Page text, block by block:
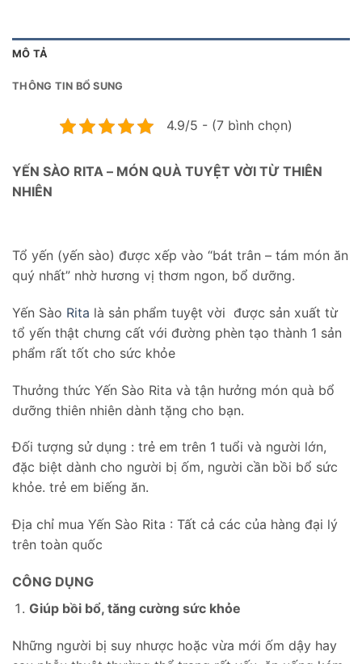
MÔ TẢ
THÔNG TIN BỔ SUNG
4.9/5 - (7 bình chọn)
YẾN SÀO RITA – MÓN QUÀ TUYỆT VỜI TỪ THIÊN
NHIÊN
Tổ yến (yến sào) được xếp vào “bát trân – tám món ăn
quý nhất” nhờ hương vị thơm ngon, bổ dưỡng.
Yến Sào Rita là sản phẩm tuyệt vời được sản xuất từ
tổ yến thật chưng cất với đường phèn tạo thành 1 sản
phẩm rất tốt cho sức khỏe
Thưởng thức Yến Sào Rita và tận hưởng món quà bổ
dưỡng thiên nhiên dành tặng cho bạn.
Đối tượng sử dụng : trẻ em trên 1 tuổi và người lớn,
đặc biệt dành cho người bị ốm, người cần bồi bổ sức
khỏe. trẻ em biếng ăn.
Địa chỉ mua Yến Sào Rita : Tất cả các của hàng đại lý
trên toàn quốc
CÔNG DỤNG
Giúp bồi bổ, tăng cường sức khỏe
Những người bị suy nhược hoặc vừa mới ốm dậy hay